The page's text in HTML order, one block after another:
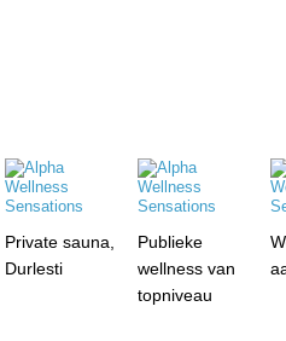
Private sauna,
Durlesti
Publieke
wellness van
topniveau